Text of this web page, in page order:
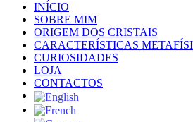
INÍCIO
SOBRE MIM
ORIGEM DOS CRISTAIS
CARACTERÍSTICAS
CURIOSIDADES
LOJA
CONTACTOS